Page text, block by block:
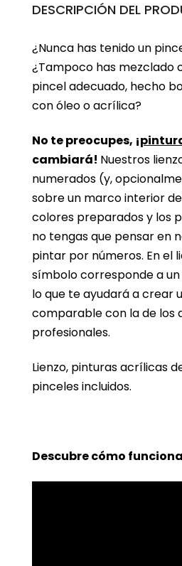
DESCRIPCIÓN DEL
¿Nunca has tenido un
¿Tampoco has mezclado
pincel adecuado, hecho
con óleo o acrílica?
No te preocupes, ¡
cambiará! Nuestros
numerados (y,
sobre un marco interior
colores preparados y los
no tengas que pensar en
pintar por números. En el
símbolo corresponde a
lo que te ayudará a crear
comparable con la de los
profesionales.
Lienzo, pinturas acrílicas
pinceles incluidos.
Descubre cómo